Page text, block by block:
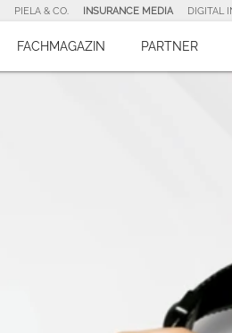
PIELA & CO. INSURANCE MEDIA DIGITAL
FACHMAGAZIN PARTNER